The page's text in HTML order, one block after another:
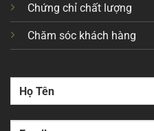
Chứng chỉ chất lượng
Chăm sóc khách hàng